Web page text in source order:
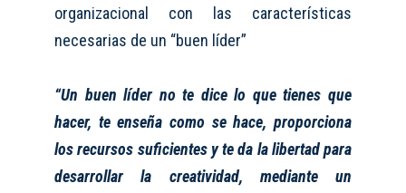
organizacional con las características
necesarias de un “buen líder”
“Un buen líder no te dice lo que tienes que
hacer, te enseña como se hace, proporciona
los recursos suficientes y te da la libertad para
desarrollar la creatividad, mediante un